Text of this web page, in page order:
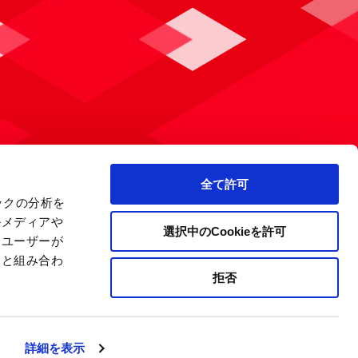
の分析を
ディアや
ーザーが
組み合わ
詳細を表示
全て許可
選択中のCookieを許可
拒否
バシーポリシー サイトマップ 会社案内